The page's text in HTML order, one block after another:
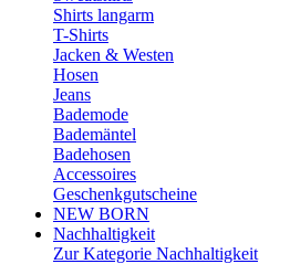
Shirts langarm
T-Shirts
Jacken & Westen
Hosen
Jeans
Bademode
Bademäntel
Badehosen
Accessoires
Geschenkgutscheine
NEW BORN
Nachhaltigkeit
Zur Kategorie Nachhaltigkeit